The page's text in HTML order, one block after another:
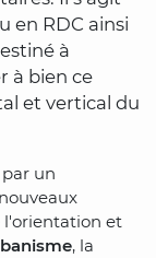
en RDC ainsi
à
à bien ce
et vertical du
un
l'orientation et
, la